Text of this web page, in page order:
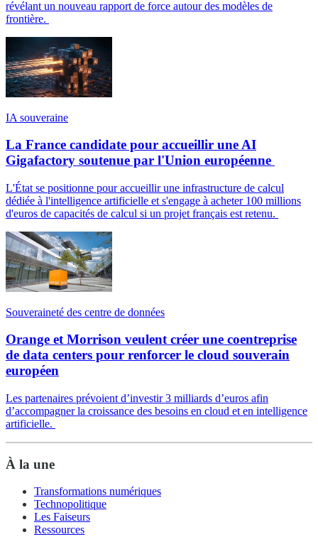
révélant un nouveau rapport de force autour des modèles de
frontière.
IA souveraine
La France candidate pour accueillir une AI
Gigafactory soutenue par l'Union européenne
L'État se positionne pour accueillir une infrastructure de calcul
dédiée à l'intelligence artificielle et s'engage à acheter 100 millions
d'euros de capacités de calcul si un projet français est retenu.
Souveraineté des centre de données
Orange et Morrison veulent créer une coentreprise
de data centers pour renforcer le cloud souverain
européen
Les partenaires prévoient d’investir 3 milliards d’euros afin
d’accompagner la croissance des besoins en cloud et en intelligence
artificielle.
À la une
Transformations numériques
Technopolitique
Les Faiseurs
Ressources